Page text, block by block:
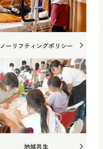
ノーリフティングポリシー
地域共生